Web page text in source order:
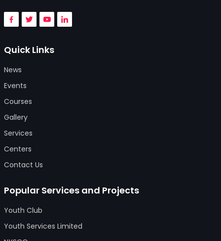
Quick Links
News
Events
Courses
Gallery
Services
Centers
Contact Us
Popular Services and Projects
Youth Club
Youth Services Limited